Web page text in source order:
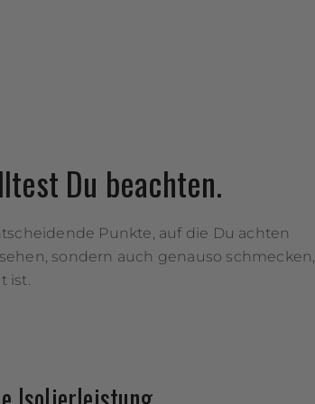
Du beachten.
Punkte, auf die Du achten
sondern auch genauso schmecken,
ist.